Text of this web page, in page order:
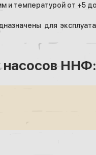
и температурой от +5
для
насосов ННФ: